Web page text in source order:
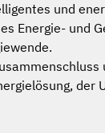
und
Energie- und
der